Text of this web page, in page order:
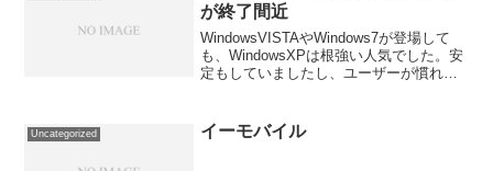
が終了間近
WindowsVISTAやWindows7が登場して
も、WindowsXPは根強い人気でした。安
定もしていましたし、ユーザーが慣れて
Windows7に対応してい...
Uncategorized イーモバイル